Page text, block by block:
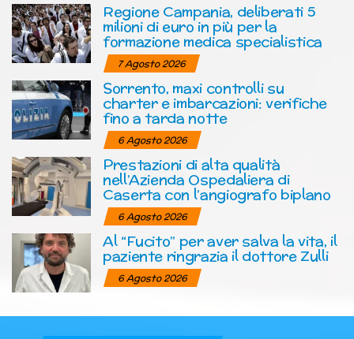
Regione Campania, deliberati 5
milioni di euro in più per la
formazione medica specialistica
7 Agosto 2026
Sorrento, maxi controlli su
charter e imbarcazioni: verifiche
fino a tarda notte
6 Agosto 2026
Prestazioni di alta qualità
nell’Azienda Ospedaliera di
Caserta con l’angiografo biplano
6 Agosto 2026
Al “Fucito” per aver salva la vita, il
paziente ringrazia il dottore Zulli
6 Agosto 2026